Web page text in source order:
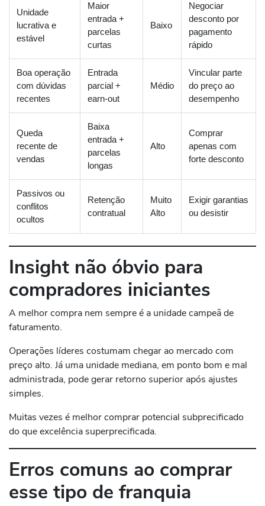
Unidade
lucrativa e
estável
Maior
entrada +
parcelas
curtas
Baixo
Negociar
desconto por
pagamento
rápido
Boa operação
com dúvidas
recentes
Entrada
parcial +
earn-out
Médio
Vincular parte
do preço ao
desempenho
Queda
recente de
vendas
Baixa
entrada +
parcelas
longas
Alto
Comprar
apenas com
forte desconto
Passivos ou
conflitos
ocultos
Retenção
contratual
Muito
Alto
Exigir garantias
ou desistir
Insight não óbvio para
compradores iniciantes
A melhor compra nem sempre é a unidade campeã de
faturamento.
Operações líderes costumam chegar ao mercado com
preço alto. Já uma unidade mediana, em ponto bom e mal
administrada, pode gerar retorno superior após ajustes
simples.
Muitas vezes é melhor comprar potencial subprecificado
do que excelência superprecificada.
Erros comuns ao comprar
esse tipo de franquia